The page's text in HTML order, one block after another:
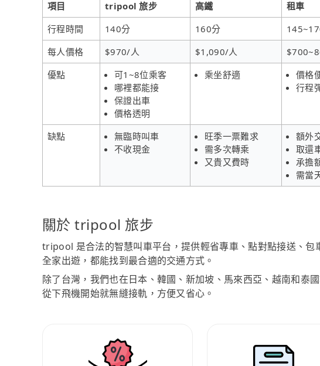
項目 tripool 旅步 高鐵 租車
行程時間
140分 160分
每人價格
$970/人 $1,090/人
優點
可1~8位乘客
哪裡都能接
保證出車
價格透明
乘坐舒適
價格
行程
缺點
無臨時叫車
不收現金
旺季一票難求
需多次轉乘
又貴又費時
額外
取還
承擔
需當
關於 tripool 旅步
tripool 是合法的智慧叫車平台，提供輕省專車、點對點接送、包
全家出遊，都能找到最合適的交通方式。
除了台灣，我們也在日本、韓國、新加坡、馬來西亞、越南和泰
從下飛機開始就無縫接軌，方便又省心。